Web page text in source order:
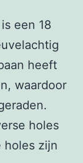
een 18
heeft
waardoor
holes
holes zijn